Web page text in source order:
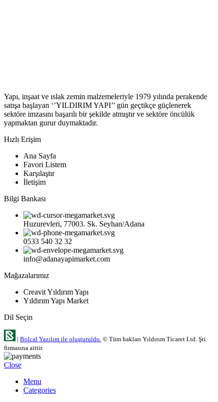
Yapı, inşaat ve ıslak zemin malzemeleriyle 1979 yılında perakende
satışa başlayan ‘’YILDIRIM YAPI’’ gün geçtikçe güçlenerek
sektöre imzasını başarılı bir şekilde atmıştır ve sektöre öncülük
yapmaktan gurur duymaktadır.
Hızlı Erişim
Ana Sayfa
Favori Listem
Karşılaştır
İletişim
Bilgi Bankası
Huzurevleri, 77003. Sk. Seyhan/Adana
0533 540 32 32
info@adanayapimarket.com
Mağazalarımız
Creavit Yıldırım Yapı
Yıldırım Yapı Market
Dil Seçin
| Bolcal Yazılım ile oluşturuldu. © Tüm hakları Yıldırım Ticaret Ltd. Şti.
firmasına aittir.
Close
Menu
Categories